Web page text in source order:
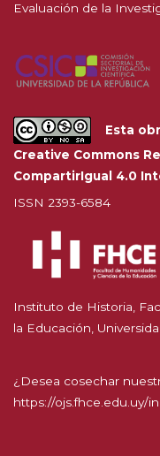
Evaluación de la
Esta
Creative Commons
CompartirIgual 4.0
ISSN 2393-6584
Instituto de Historia,
la Educación,
¿Desea cosechar
https://ojs.fhce.edu.uy/